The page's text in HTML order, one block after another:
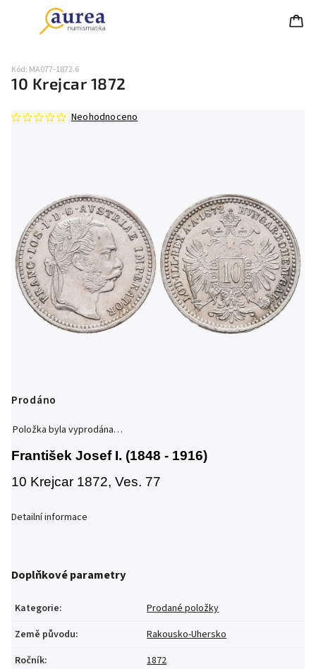
10 Krejcar 1872
Kód: MA077-1872.6
Neohodnoceno
Prodáno
Položka byla vyprodána…
František Josef I. (1848 - 1916)
10 Krejcar 1872, Ves. 77
Detailní informace
Doplňkové parametry
Kategorie:
Prodané položky
Země původu:
Rakousko-Uhersko
Ročník:
1872